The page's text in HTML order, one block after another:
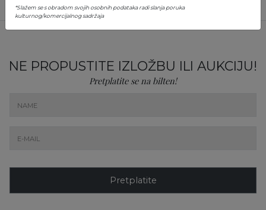
NE PROPUSTITE IZLOŽBU ILI AUKCIJU!
Pretplatite se na bilten!
Pretplatite
*Slažem se s obradom svojih osobnih podataka radi slanja poruka
kulturnog/komercijalnog sadržaja